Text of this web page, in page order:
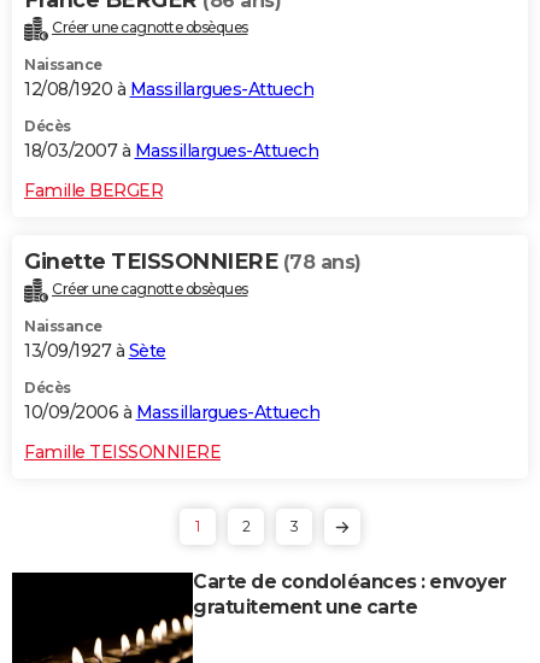
Créer une cagnotte obsèques
Naissance
12/08/1920 à Massillargues-Attuech
Décès
18/03/2007 à Massillargues-Attuech
Famille BERGER
Ginette TEISSONNIERE (78 ans)
Créer une cagnotte obsèques
Naissance
13/09/1927 à Sète
Décès
10/09/2006 à Massillargues-Attuech
Famille TEISSONNIERE
1 2 3
Carte de condoléances : envoyer
gratuitement une carte